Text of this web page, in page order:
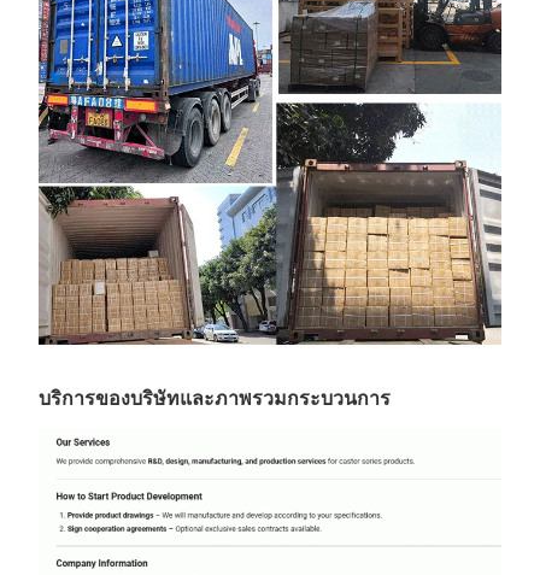
บริการของบริษัทและภาพรวมกระบวนการ